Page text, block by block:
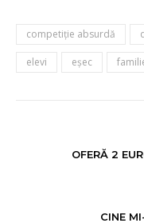
competiţie absurdă
elevi eşec
OFERĂ 2
CINE